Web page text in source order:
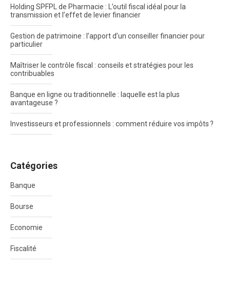
Holding SPFPL de Pharmacie : L’outil fiscal idéal pour la
transmission et l’effet de levier financier
Gestion de patrimoine : l’apport d’un conseiller financier pour
particulier
Maîtriser le contrôle fiscal : conseils et stratégies pour les
contribuables
Banque en ligne ou traditionnelle : laquelle est la plus
avantageuse ?
Investisseurs et professionnels : comment réduire vos impôts ?
Catégories
Banque
Bourse
Economie
Fiscalité